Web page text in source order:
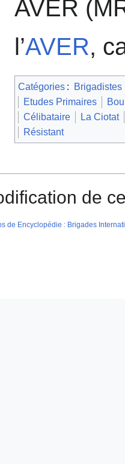
AVER
l’AVER,
Catégories :
Brigadistes
Etudes Primaires
Célibataire
La Ciotat
Résistant
de
de Encyclopédie : Brigades